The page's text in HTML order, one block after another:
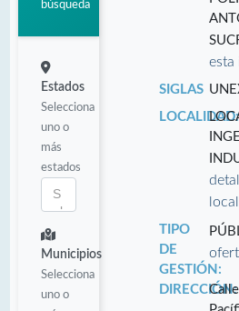
búsqueda
Estados
Selecciona
uno o
más
estados
Municipios
Selecciona
uno o
esta
SIGLAS
LOCALIDAD:
TIPO
DE
GESTIÓN:
DIRECCIÓN: